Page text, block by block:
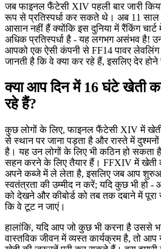
जब फाइनल फैंटेसी XIV पहली बार जारी किया
रूप से प्रतिस्पर्धा कर सकते थे। अब 11
आसान नहीं हैं क्योंकि इस दुनिया में रैंकिंग चार्ट
अधिक प्रतिस्पर्धा है - यह लगभग असंभव है!
आपको एक ऐसी कंपनी से FF14 पावर
जानती है कि वे क्या कर रहे हैं, इसलिए देर
क्या आप दिन में 16 घंटे खेती
रहे हैं?
कुछ लोगों के लिए, फाइनल फैंटेसी XIV में
से स्थान पर जाना पड़ता है और रास्ते में
है। यह उन लोगों के लिए भी कठिन हो सकता
सहन करने के लिए तैयार हैं। FFXIV में खेती
अपने कब्जे में ले लेता है, इसलिए जब आप
स्वतंत्रता की उम्मीद न करें; यदि कुछ भी हो
को देखने और कीबोर्ड को तब तक दबाने में
कि वे टूट न जाएं।
हालांकि, यदि आप जो कुछ भी करना है उससे
वास्तविक जीवन में व्यस्त कार्यक्रम है, तो